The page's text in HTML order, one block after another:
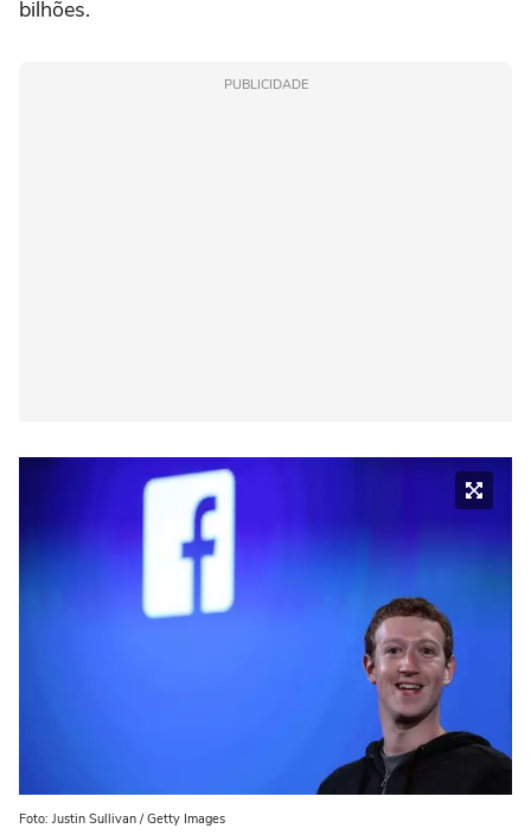
bilhões.
PUBLICIDADE
Foto: Justin Sullivan / Getty Images